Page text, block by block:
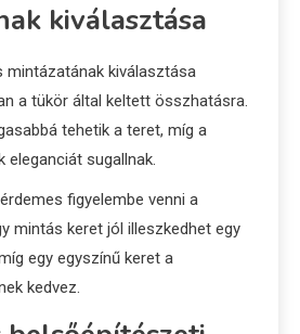
kiválasztása
mintázatának kiválasztása
a tükör által keltett összhatásra.
tehetik a teret, míg a
eleganciát sugallnak.
figyelembe venni a
mintás keret jól illeszkedhet egy
egy egyszínű keret a
kedvez.